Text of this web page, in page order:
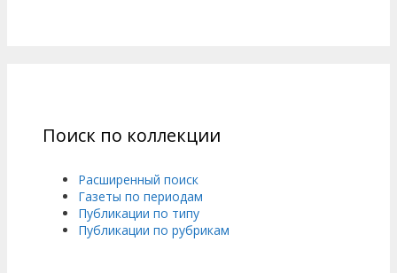
Поиск по коллекции
Расширенный поиск
Газеты по периодам
Публикации по типу
Публикации по рубрикам